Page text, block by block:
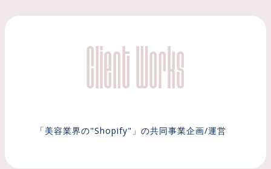
Client Works
「美容業界の"Shopify"」の共同事業企画/運営